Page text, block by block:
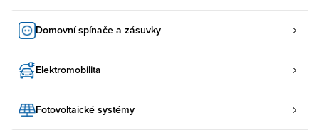
Domovní spínače a zásuvky
Elektromobilita
Fotovoltaické systémy